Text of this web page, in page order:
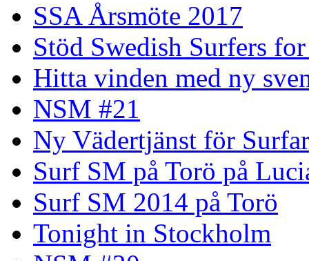
SSA Årsmöte 2017
Stöd Swedish Surfers
Hitta vinden med ny
NSM #21
Ny Vädertjänst för
Surf SM på Torö på
Surf SM 2014 på Torö
Tonight in Stockholm